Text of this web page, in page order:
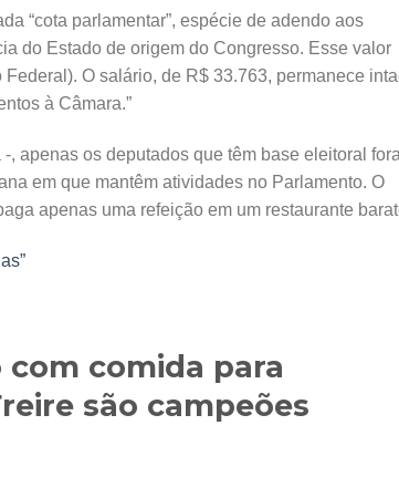
“cota parlamentar”, espécie de adendo aos
do Estado de origem do Congresso. Esse valor
O salário, de R$ 33.763, permanece
à Câmara.”
apenas os deputados que têm base eleitoral fora
em que mantêm atividades no Parlamento. O
apenas uma refeição em um restaurante
com comida para
são campeões